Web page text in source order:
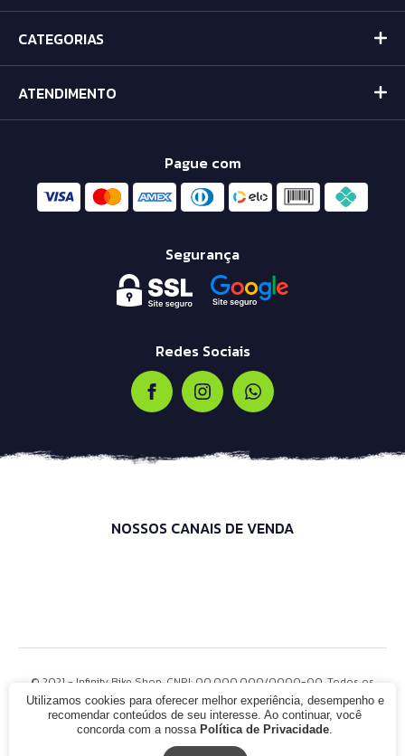
CATEGORIAS
ATENDIMENTO
Pague com
Segurança
Redes Sociais
NOSSOS CANAIS DE VENDA
© 2021 - Infinity Bike Shop. CNPJ: 00.000.000/0000-00. Todos os
direitos reservados.
Utilizamos cookies para oferecer melhor experiência, desempenho e
recomendar conteúdos de seu interesse. Ao continuar, você
concorda com a nossa Política de Privacidade.